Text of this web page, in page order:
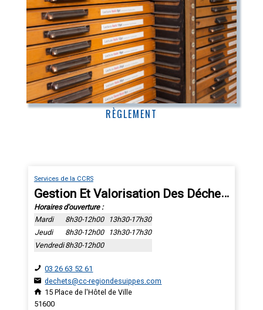
RÈGLEMENT
Services de la CCRS
Gestion Et Valorisation Des Déchets
Horaires d'ouverture :
Mardi
8h30-12h00
13h30-17h30
Jeudi
8h30-12h00
13h30-17h30
Vendredi8h30-12h00
03 26 63 52 61
dechets@cc-regiondesuippes.com
15 Place de l'Hôtel de Ville
51600